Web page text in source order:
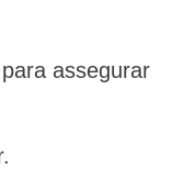
assegurar